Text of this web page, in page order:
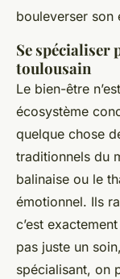
bouleverser son
Se spécialiser
toulousain
Le bien-être
écosystème
quelque chose
traditionnels du
balinaise ou le
émotionnel. Ils
c’est
pas juste un
spécialisant, on